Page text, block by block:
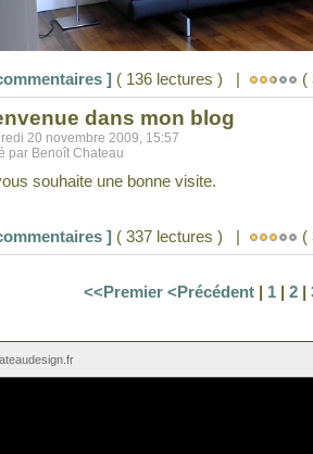
]( 136 lectures ) | (
dans mon blog
20 novembre 2009, 15:57
par Benoît Chateau
souhaite une bonne visite.
]( 337 lectures ) | (
<<Premier <Précédent | 1 | 2 |